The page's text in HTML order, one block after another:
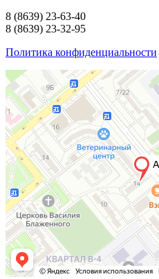
8 (8639) 23-63-40
8 (8639) 23-32-95
Политика конфиденциальности